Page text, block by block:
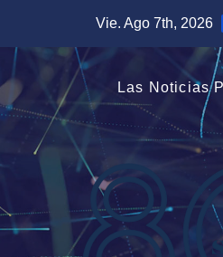
contenido
Vie. Ago 7th, 2026
Las Noticias